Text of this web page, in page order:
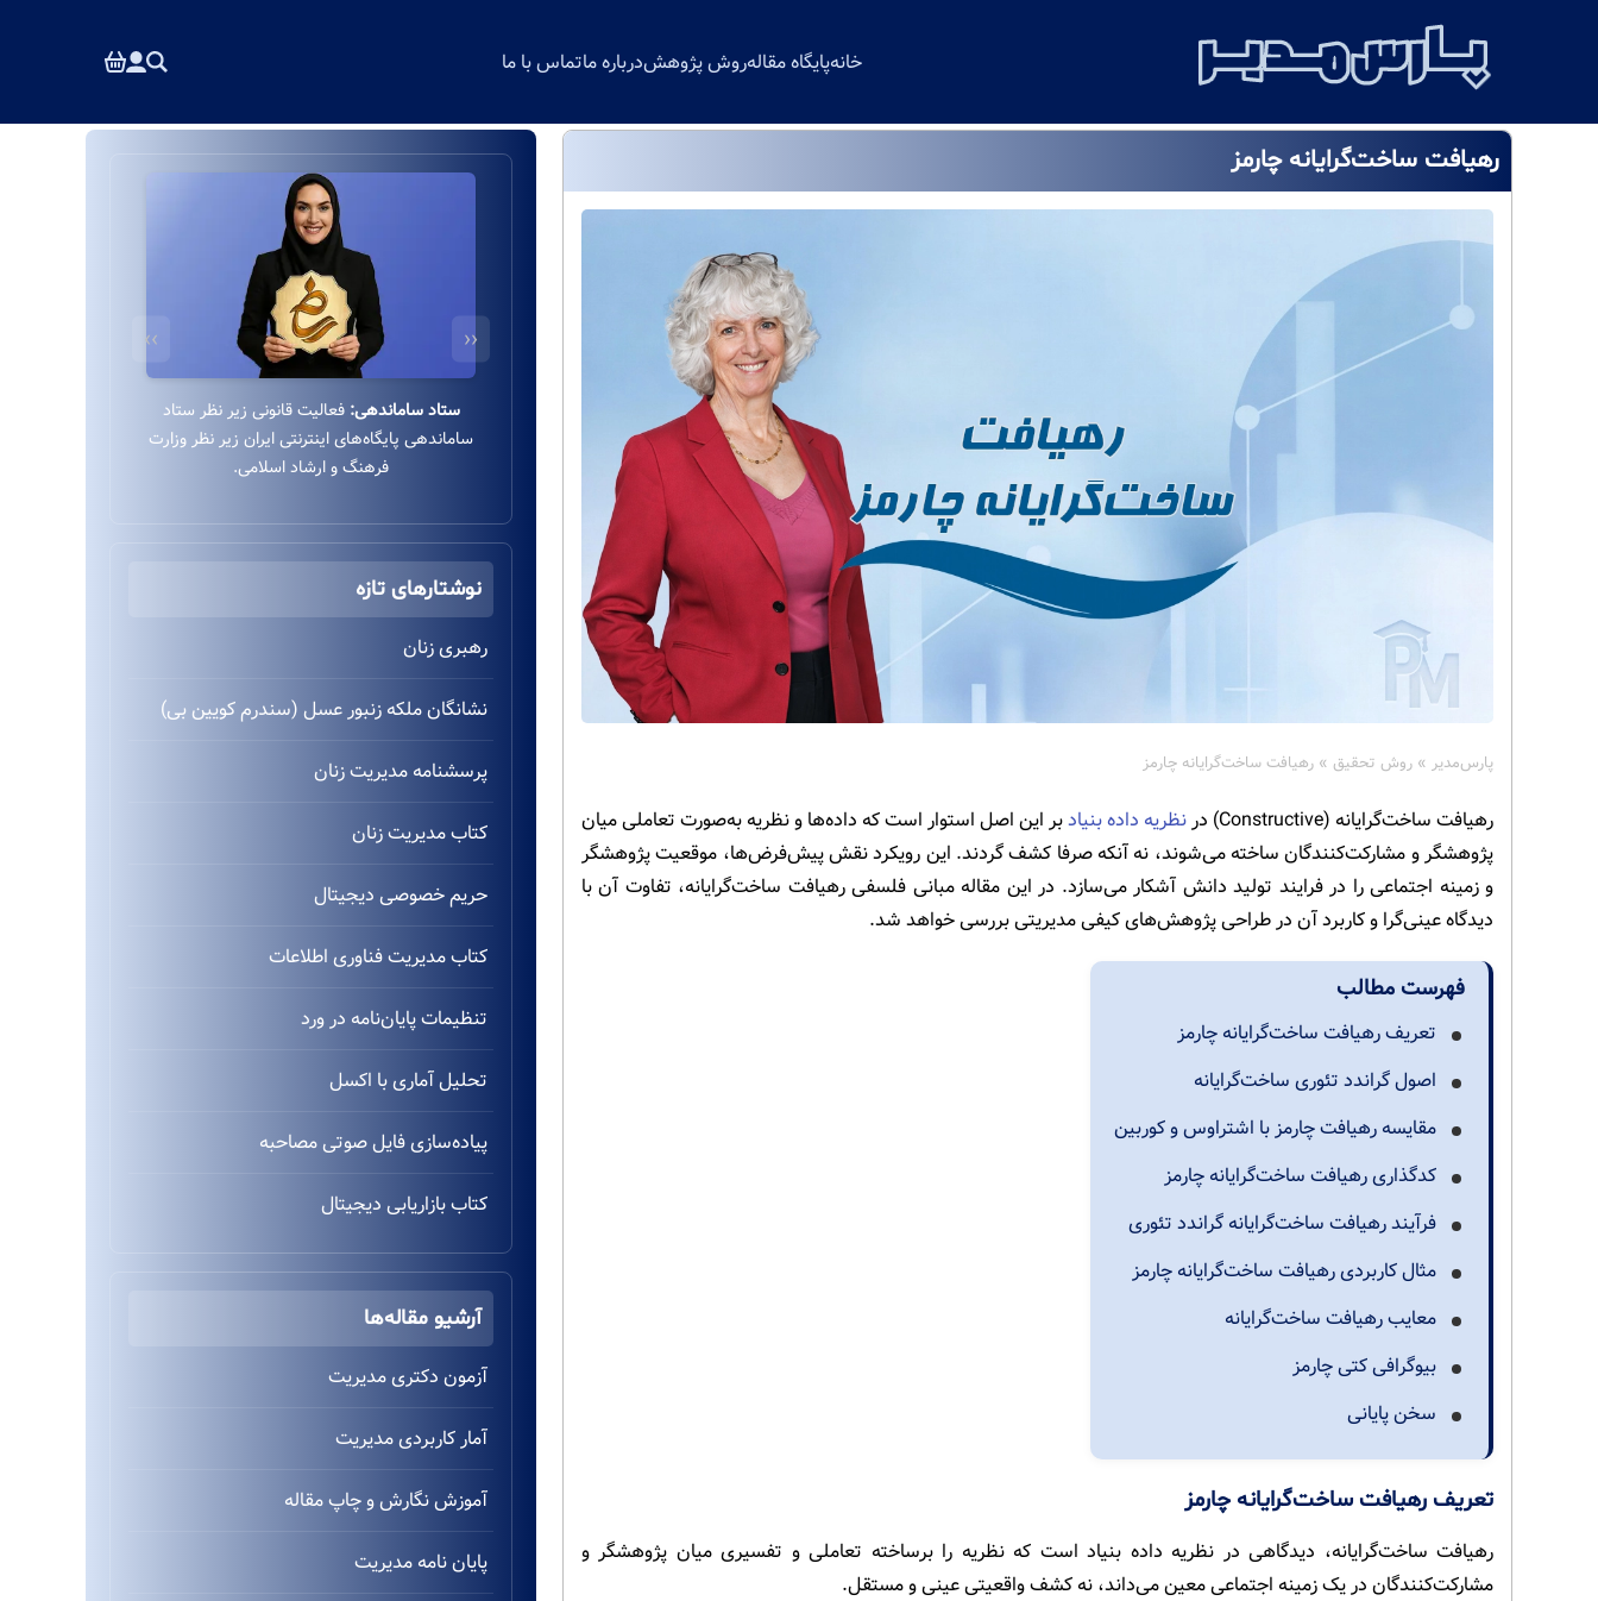
خانهپایگاه مقالهروش پژوهشدرباره ماتماس با ما
رهیافت ساخت‌گرایانه چارمز
پارس‌مدیر » روش تحقیق » رهیافت ساخت‌گرایانه چارمز
رهیافت ساخت‌گرایانه (Constructive) در نظریه داده بنیادبر این اصل استوار است که داده‌ها و نظریه به‌صورت تعاملی میان
پژوهشگر و مشارکت‌کنندگان ساخته می‌شوند، نه آنکه صرفا کشف گردند. این رویکرد نقش پیش‌فرض‌ها، موقعیت پژوهشگر
و زمینه اجتماعی را در فرایند تولید دانش آشکار می‌سازد. در این مقاله مبانی فلسفی رهیافت ساخت‌گرایانه، تفاوت آن با
دیدگاه عینی‌گرا و کاربرد آن در طراحی پژوهش‌های کیفی مدیریتی بررسی خواهد شد.
فهرست مطالب
تعریف رهیافت ساخت‌گرایانه چارمز
اصول گراندد تئوری ساخت‌گرایانه
مقایسه رهیافت چارمز با اشتراوس و کوربین
کدگذاری رهیافت ساخت‌گرایانه چارمز
فرآیند رهیافت ساخت‌گرایانه گراندد تئوری
مثال کاربردی رهیافت ساخت‌گرایانه چارمز
معایب رهیافت ساخت‌گرایانه
بیوگرافی کتی چارمز
سخن پایانی
تعریف رهیافت ساخت‌گرایانه چارمز
رهیافت ساخت‌گرایانه، دیدگاهی در نظریه داده بنیاد است که نظریه را برساخته تعاملی و تفسیری میان پژوهشگر و
مشارکت‌کنندگان در یک زمینه اجتماعی معین می‌داند، نه کشف واقعیتی عینی و مستقل.
درگاه بانکی ایمن:استفاده از درگاه بانکی ایمن و
مستقیم به‌پرداخت زیر نظر بانک ملت بدون واسطه.
‹‹
››
نوشتارهای تازه
رهبری زنان
نشانگان ملکه زنبور عسل (سندرم کویین بی)
پرسشنامه مدیریت زنان
کتاب مدیریت زنان
حریم خصوصی دیجیتال
کتاب مدیریت فناوری اطلاعات
تنظیمات پایان‌نامه در ورد
تحلیل آماری با اکسل
پیاده‌سازی فایل صوتی مصاحبه
کتاب بازاریابی دیجیتال
آرشیو مقاله‌ها
آزمون دکتری مدیریت
آمار کاربردی مدیریت
آموزش نگارش و چاپ مقاله
پایان نامه مدیریت